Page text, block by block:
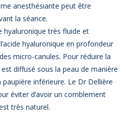
anesthésiante peut être
la séance.
hyaluronique très fluide et
hyaluronique en profondeur
micro-canules. Pour réduire la
diffusé sous la peau de manière
inférieure. Le Dr Dellière
éviter d’avoir un comblement
très naturel.